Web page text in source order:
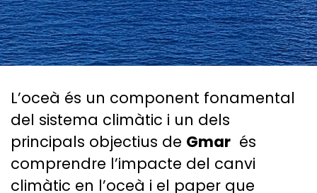
L’oceà és un component fonamental
del sistema climàtic i un dels
principals objectius de Gmar és
comprendre l’impacte del canvi
climàtic en l’oceà i el paper que